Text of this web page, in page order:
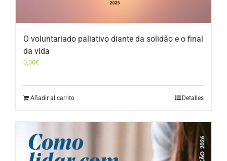
O voluntariado paliativo diante da solidão e o final
da vida
0,00€
Añadir al carrito Detalles